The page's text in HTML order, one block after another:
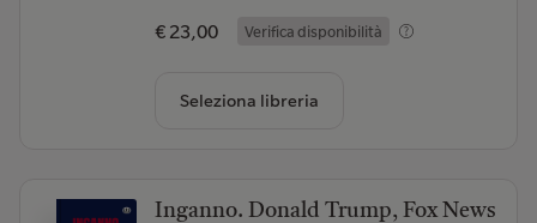
€ 23,00 Verifica disponibilità
Seleziona libreria
Inganno. Donald Trump, Fox News